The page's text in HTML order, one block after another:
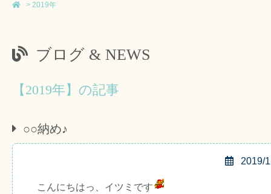
> 2019年
ブログ & NEWS
【2019年】の記事
○○納め♪
2019/
こんにちはっ、イツミです